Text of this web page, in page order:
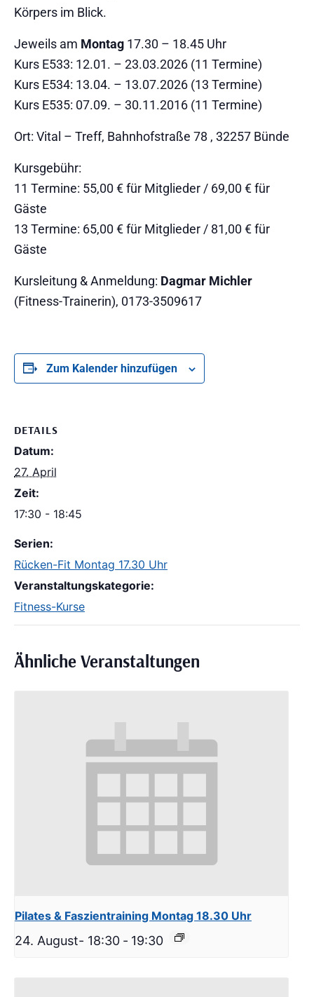
Körpers im Blick.
Jeweils am Montag 17.30 – 18.45 Uhr
Kurs E533: 12.01. – 23.03.2026 (11 Termine)
Kurs E534: 13.04. – 13.07.2026 (13 Termine)
Kurs E535: 07.09. – 30.11.2016 (11 Termine)
Ort: Vital – Treff, Bahnhofstraße 78 , 32257 Bünde
Kursgebühr:
11 Termine: 55,00 € für Mitglieder / 69,00 € für
Gäste
13 Termine: 65,00 € für Mitglieder / 81,00 € für
Gäste
Kursleitung & Anmeldung: Dagmar Michler
(Fitness-Trainerin), 0173-3509617
Zum Kalender hinzufügen
DETAILS
Datum:
27. April
Zeit:
17:30 - 18:45
Serien:
Rücken-Fit Montag 17.30 Uhr
Veranstaltungskategorie:
Fitness-Kurse
Ähnliche Veranstaltungen
Pilates & Faszientraining Montag 18.30 Uhr
24. August- 18:30 - 19:30